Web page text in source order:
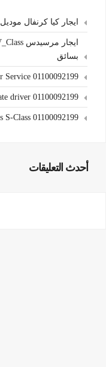
ايجار كيا كرنفال موديل 2026
بسائق
Service 01100092199
driver 01100092199
S-Class 01100092199
أحدث التعليقات